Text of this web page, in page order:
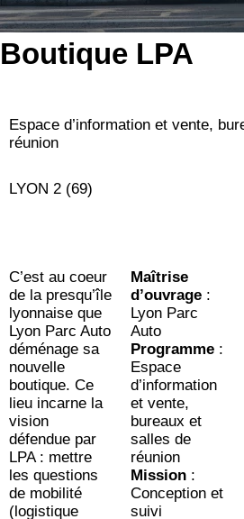
Boutique LPA
Espace d’information et vente,
réunion
LYON 2 (69)
C’est au coeur
de la presqu’île
lyonnaise que
Lyon Parc Auto
déménage sa
nouvelle
boutique. Ce
lieu incarne la
vision
défendue par
LPA : mettre
les questions
de mobilité
(logistique
Maîtrise
d’ouvrage :
Lyon Parc
Auto
Programme :
Espace
d’information
et vente,
bureaux et
salles de
réunion
Mission :
Conception et
suivi